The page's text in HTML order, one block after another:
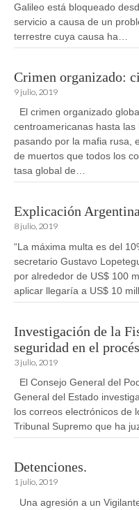
Galileo está bloqueado
servicio a causa de un
terrestre cuya causa ha…
Crimen organizado:
9 julio, 2019
El crimen organizado
centroamericanas hasta
pasando por la mafia rusa,
de muertos que todos los
tasa global de…
Explicación
8 julio, 2019
“La máxima multa es del
secretario Gustavo
por alrededor de US$ 100
aplicar llegaría a US$ 10
Investigación de la
seguridad en el procés
3 julio, 2019
El Consejo General del
General del Estado
los correos electrónicos de
Tribunal Supremo que ha
Detenciones.
1 julio, 2019
Una agresión a un